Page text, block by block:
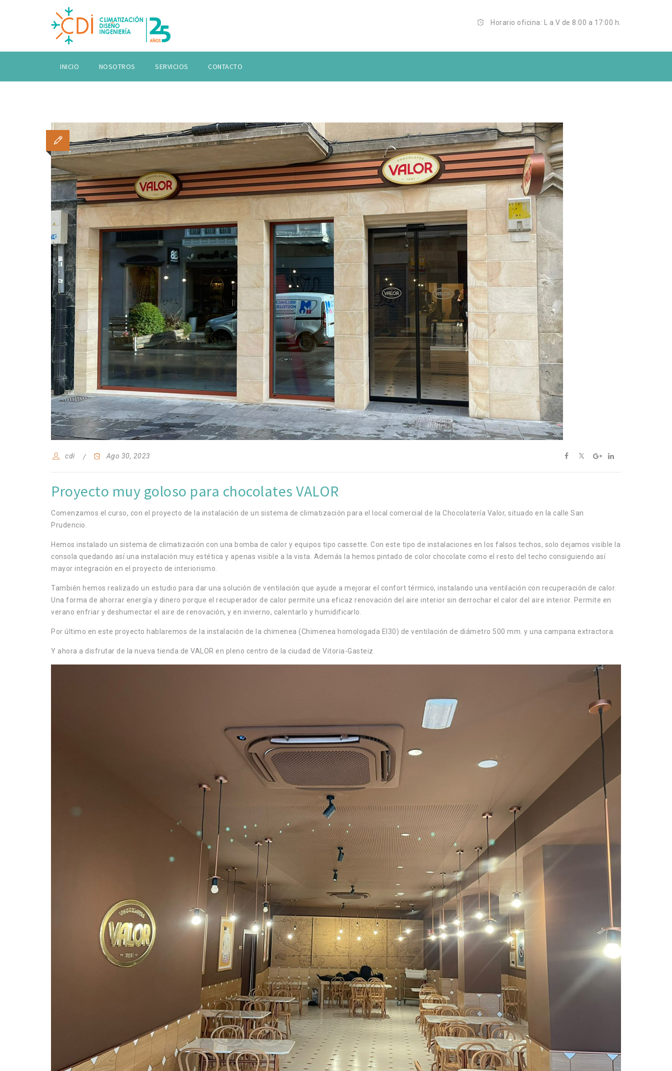
Horario oficina: L a V de 8:00 a 17:00 h.
INICIO NOSOTROS SERVICIOS CONTACTO
cdi Ago 30, 2023
Proyecto muy goloso para chocolates VALOR
Comenzamos el curso, con el proyecto de la instalación de un sistema de climatización para el local comercial de la Chocolatería Valor, situado en la calle San
Prudencio.
Hemos instalado un sistema de climatización con una bomba de calor y equipos tipo cassette. Con este tipo de instalaciones en los falsos techos, solo dejamos visible la
consola quedando así una instalación muy estética y apenas visible a la vista. Además la hemos pintado de color chocolate como el resto del techo consiguiendo así
mayor integración en el proyecto de interiorismo.
También hemos realizado un estudio para dar una solución de ventilación que ayude a mejorar el confort térmico, instalando una ventilación con recuperación de calor.
Una forma de ahorrar energía y dinero porque el recuperador de calor permite una eficaz renovación del aire interior sin derrochar el calor del aire interior. Permite en
verano enfriar y deshumectar el aire de renovación, y en invierno, calentarlo y humidificarlo.
Por último en este proyecto hablaremos de la instalación de la chimenea (Chimenea homologada EI30) de ventilación de diámetro 500 mm. y una campana extractora.
Y ahora a disfrutar de la nueva tienda de VALOR en pleno centro de la ciudad de Vitoria-Gasteiz.